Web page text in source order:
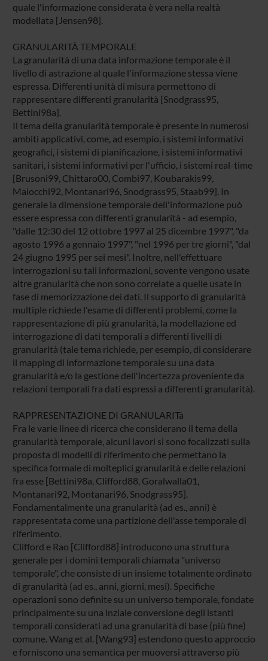
quale l'informazione considerata è vera nella realtà
modellata [Jensen98].
GRANULARITÀ TEMPORALE
La granularità di una data informazione temporale è il
livello di astrazione al quale l'informazione stessa viene
espressa. Differenti unità di misura permettono di
rappresentare differenti granularità [Snodgrass95,
Bettini98a].
Il tema della granularità temporale è presente in numerosi
ambiti applicativi, come, ad esempio, i sistemi informativi
geografici, i sistemi di pianificazione, i sistemi informativi
sanitari, i sistemi informativi per l'ufficio, i sistemi real-time
[Brusoni99, Chittaro00, Combi97, Koubarakis99,
Maiocchi92, Montanari96, Snodgrass95, Staab99]. In
generale la dimensione temporale dell'informazione può
essere espressa con differenti granularità - ad esempio,
"dalle 12:30 del 12 ottobre 1997 al 25 dicembre 1997", "da
agosto 1996 a gennaio 1997", "nel 1996 per tre giorni", "dal
24 giugno 1995 per sei mesi". Inoltre, nell'effettuare
interrogazioni su tali informazioni, sovente vengono usate
altre granularità che non sono correlate a quelle usate in
fase di memorizzazione dei dati. Il supporto di granularità
multiple richiede l'esame di differenti problemi, come la
rappresentazione di più granularità, la modellazione ed
interrogazione di dati temporali a differenti livelli di
granularità (tale tema richiede, per esempio, di considerare
il mapping di informazione temporale su una data
granularità e/o la gestione dell'incertezza proveniente da
relazioni temporali fra dati espressi a differenti granularità).
RAPPRESENTAZIONE DI GRANULARITà
Fra le varie linee di ricerca che considerano il tema della
granularità temporale, alcuni lavori si sono focalizzati sulla
proposta di modelli di riferimento che permettano la
specifica formale di molteplici granularità e delle relazioni
fra esse [Bettini98a, Clifford88, Goralwalla01,
Montanari92, Montanari96, Snodgrass95].
Fondamentalmente una granularità (ad es., anni) è
rappresentata come una partizione dell'asse temporale di
riferimento.
Clifford e Rao [Clifford88] introducono una struttura
generale per i domini temporali chiamata "universo
temporale", che consiste di un insieme totalmente ordinato
di granularità (ad es., anni, giorni, mesi). Specifiche
operazioni sono definite su un universo temporale, fondate
principalmente su una inziale conversione degli istanti
temporali considerati ad una granularità di base (più fine)
comune. Wang et al. [Wang93] estendono questo approccio
e forniscono una semantica per muoversi attraverso più